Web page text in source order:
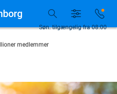
7 dage om ugen
medlemmer
Søn. tilgængelig fra 08:00